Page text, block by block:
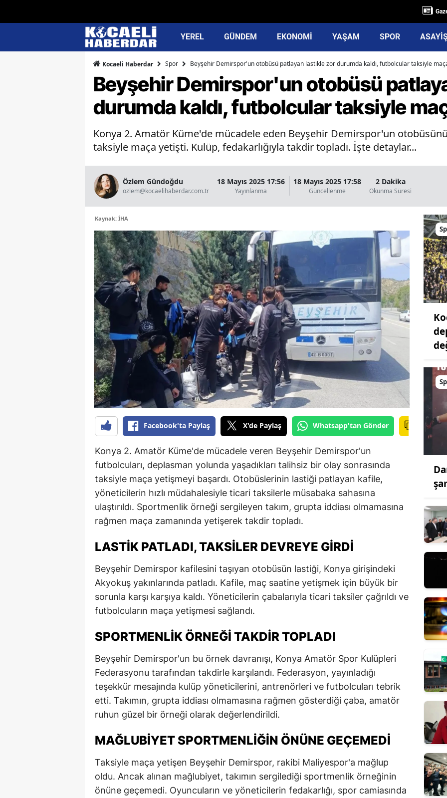
YEREL GÜNDEM EKONOMİ YAŞAM SPOR
Kocaeli Haberdar Spor Beyşehir Demirspor'un otobüsü patlayan lastikle zor durumda kaldı, futbolcular taksiyle
Beyşehir Demirspor'un otobüsü
durumda kaldı, futbolcular taksiyle
Konya 2. Amatör Küme'de mücadele eden Beyşehir Demirspor'un
taksiyle maça yetişti. Kulüp, fedakarlığıyla takdir topladı. İşte detaylar...
Özlem Gündoğdu
ozlem@kocaelihaberdar.com.tr
18 Mayıs 2025 17:56
Yayınlanma
18 Mayıs 2025 17:58
Güncellenme
2 Dakika
Okunma Süresi
Kaynak: İHA
Facebook'ta Paylaş X'de Paylaş Whatsapp'tan Gönder
Konya 2. Amatör Küme'de mücadele veren Beyşehir Demirspor'un
futbolcuları, deplasman yolunda yaşadıkları talihsiz bir olay sonrasında
taksiyle maça yetişmeyi başardı. Otobüslerinin lastiği patlayan kafile,
yöneticilerin hızlı müdahalesiyle ticari taksilerle müsabaka sahasına
ulaştırıldı. Sportmenlik örneği sergileyen takım, grupta iddiası olmamasına
rağmen maça zamanında yetişerek takdir topladı.
LASTIK PATLADI, TAKSILER DEVREYE GIRDI
Beyşehir Demirspor kafilesini taşıyan otobüsün lastiği, Konya girişindeki
Akyokuş yakınlarında patladı. Kafile, maç saatine yetişmek için büyük bir
sorunla karşı karşıya kaldı. Yöneticilerin çabalarıyla ticari taksiler çağrıldı ve
futbolcuların maça yetişmesi sağlandı.
SPORTMENLIK ÖRNEĞI TAKDIR TOPLADI
Beyşehir Demirspor'un bu örnek davranışı, Konya Amatör Spor Kulüpleri
Federasyonu tarafından takdirle karşılandı. Federasyon, yayınladığı
teşekkür mesajında kulüp yöneticilerini, antrenörleri ve futbolcuları tebrik
etti. Takımın, grupta iddiası olmamasına rağmen gösterdiği çaba, amatör
ruhun güzel bir örneği olarak değerlendirildi.
MAĞLUBIYET SPORTMENLIĞIN ÖNÜNE GEÇEMEDI
Taksiyle maça yetişen Beyşehir Demirspor, rakibi Maliyespor'a mağlup
oldu. Ancak alınan mağlubiyet, takımın sergilediği sportmenlik örneğinin
önüne geçemedi. Oyuncuların ve yöneticilerin fedakarlığı, spor camiasında